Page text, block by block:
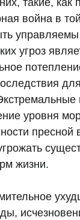
такие, как
война в
угроз
уровня
жизни.